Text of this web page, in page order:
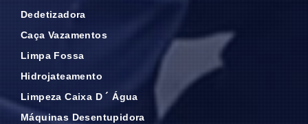
Dedetizadora
Caça Vazamentos
Limpa Fossa
Hidrojateamento
Limpeza Caixa D ´ Água
Máquinas Desentupidora